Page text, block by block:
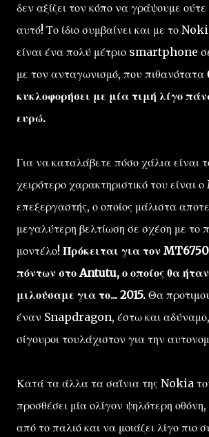
δεν αξίζει τον κόπο να γράψουμε ούτε
αυτό! Το ίδιο συμβαίνει και με το
είναι ένα πολύ μέτριο smartphone
με τον ανταγωνισμό, που πιθανότατα
κυκλοφορήσει με μία τιμή λίγο
ευρώ.
Για να καταλάβετε πόσο χάλια είναι
χειρότερο χαρακτηριστικό του είναι
επεξεργαστής, ο οποίος μάλιστα
μεγαλύτερη βελτίωση σε σχέση με το
μοντέλο! Πρόκειται για τον
πόντων στο Antutu, ο οποίος θα
μιλούσαμε για το... 2015. Θα
έναν Snapdragon, έστω και αδύναμο,
σίγουροι τουλάχιστον για την
Κατά τα άλλα τα σαΐνια της Nokia
προσθέσει μία ολίγον ψηλότερη
από το παλιό και να μοιάζει λίγο πιο